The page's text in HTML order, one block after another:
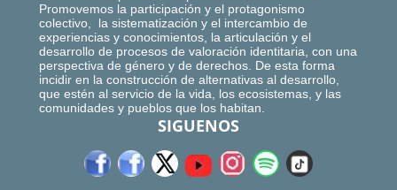
Promovemos la participación y el protagonismo
colectivo, la sistematización y el intercambio de
experiencias y conocimientos, la articulación y el
desarrollo de procesos de valoración identitaria, con una
perspectiva de género y de derechos. De esta forma
incidir en la construcción de alternativas al desarrollo,
que estén al servicio de la vida, los ecosistemas, y las
comunidades y pueblos que los habitan.
SIGUENOS